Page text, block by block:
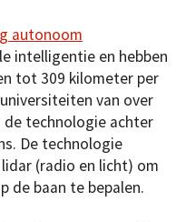
autonoom
intelligentie en hebben
tot 309 kilometer per
van over
de technologie achter
De technologie
(radio en licht) om
de baan te bepalen.